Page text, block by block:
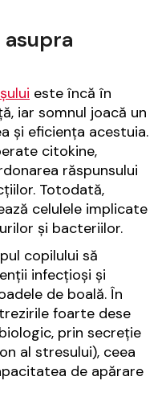
este încă în
iar somnul joacă un
și eficiența acestuia.
citokine,
răspunsului
Totodată,
celulele implicate
și bacteriilor.
copilului să
infecțioși și
de boală. În
foarte dese
prin secreție
al stresului), ceea
de apărare